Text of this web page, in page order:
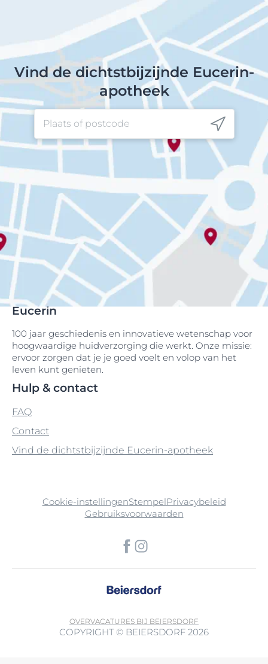
Vind de dichtstbijzijnde Eucerin-
apotheek
Eucerin
100 jaar geschiedenis en innovatieve wetenschap voor
hoogwaardige huidverzorging die werkt. Onze missie:
ervoor zorgen dat je je goed voelt en volop van het
leven kunt genieten.
Hulp & contact
FAQ
Contact
Vind de dichtstbijzijnde Eucerin-apotheek
Cookie-instellingenStempelPrivacybeleid
Gebruiksvoorwaarden
OVERVACATURES BIJ BEIERSDORF
COPYRIGHT © BEIERSDORF 2026